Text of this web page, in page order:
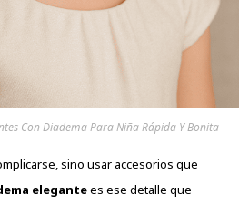
Con Diadema Para Niña Rápida Y Bonita
sino usar accesorios que
elegantees ese detalle que